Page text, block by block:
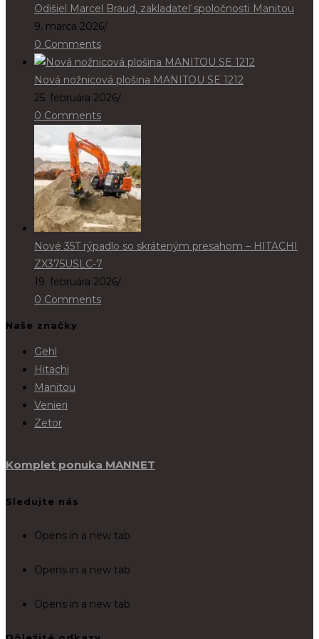
Odišiel Marcel Braud, zakladateľ spoločnosti Manitou
9. marca 2026/
0 Comments
Nová nožnicová plošina MANITOU SE 1212
25. februára 2026/
0 Comments
Nové 35T rýpadlo so skráteným presahom – HITACHI
ZX375USLC-7
19. februára 2026/
0 Comments
Naše značky
Gehl
Hitachi
Manitou
Venieri
Zetor
Komplet ponuka MANNET
Sledujte nás
Opens in a new tab
Opens in a new tab
Opens in a new tab